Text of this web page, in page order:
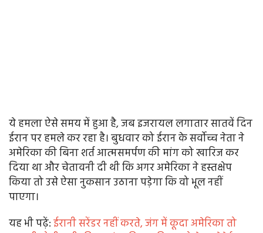
ये हमला ऐसे समय में हुआ है, जब इजरायल लगातार सातवें दिन
ईरान पर हमले कर रहा है। बुधवार को ईरान के सर्वोच्च नेता ने
अमेरिका की बिना शर्त आत्मसमर्पण की मांग को खारिज कर
दिया था और चेतावनी दी थी कि अगर अमेरिका ने हस्तक्षेप
किया तो उसे ऐसा नुकसान उठाना पड़ेगा कि वो भूल नहीं
पाएगा।
यह भी पढ़ें:ईरानी सरेंडर नहीं करते, जंग में कूदा अमेरिका तो